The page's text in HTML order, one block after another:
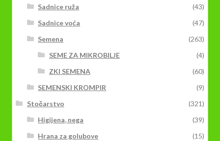
Sadnice ruža
(43)
Sadnice voća
(47)
Semena
(263)
SEME ZA MIKROBILJE
(4)
ZKI SEMENA
(60)
SEMENSKI KROMPIR
(9)
Stočarstvo
(321)
Higijena, nega
(39)
Hrana za golubove
(15)